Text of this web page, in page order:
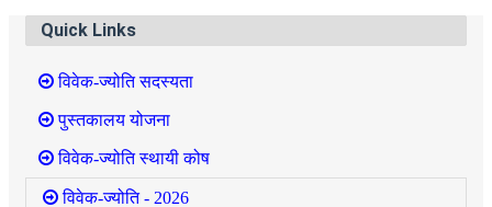
Quick Links
विवेक-ज्योति सदस्यता
पुस्तकालय योजना
विवेक-ज्योति स्थायी कोष
विवेक-ज्योति - 2026